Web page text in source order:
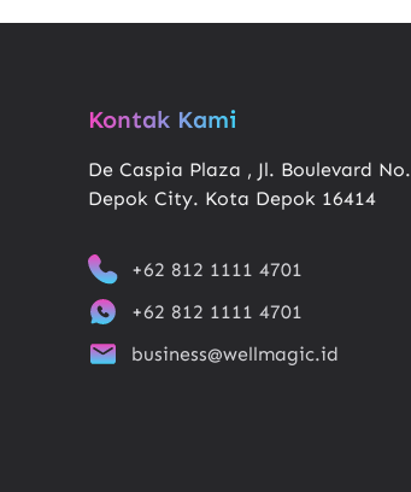
Kontak Kami
De Caspia Plaza , Jl. Boulevard
Depok City. Kota Depok 16414
+62 812 1111 4701
+62 812 1111 4701
business@wellmagic.id